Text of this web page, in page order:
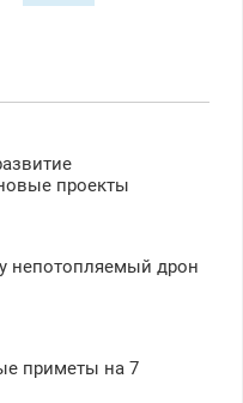
проекты
непотопляемый дрон
приметы на 7